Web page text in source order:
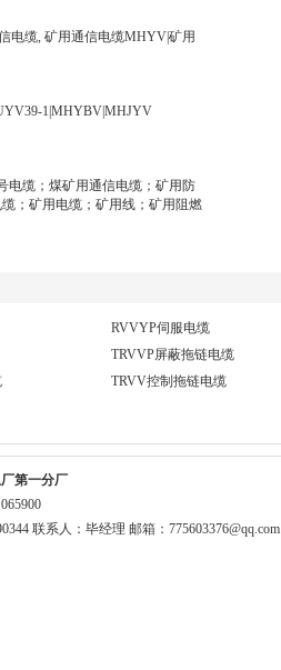
电缆, 矿用通信电缆MHYV|矿用
1|MHYBV|MHJYV
电缆；煤矿用通信电缆；矿用防
；矿用电缆；矿用线；矿用阻燃
RVVYP伺服电缆
TRVVP屏蔽拖链电缆
TRVV控制拖链电缆
第一分厂
联系人：毕经理 邮箱： 775603376@qq.com